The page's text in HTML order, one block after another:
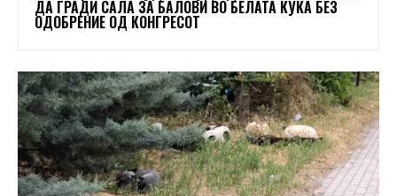
ДА ГРАДИ САЛА ЗА БАЛОВИ ВО БЕЛАТА КУЌА БЕЗ
ОДОБРЕНИЕ ОД КОНГРЕСОТ